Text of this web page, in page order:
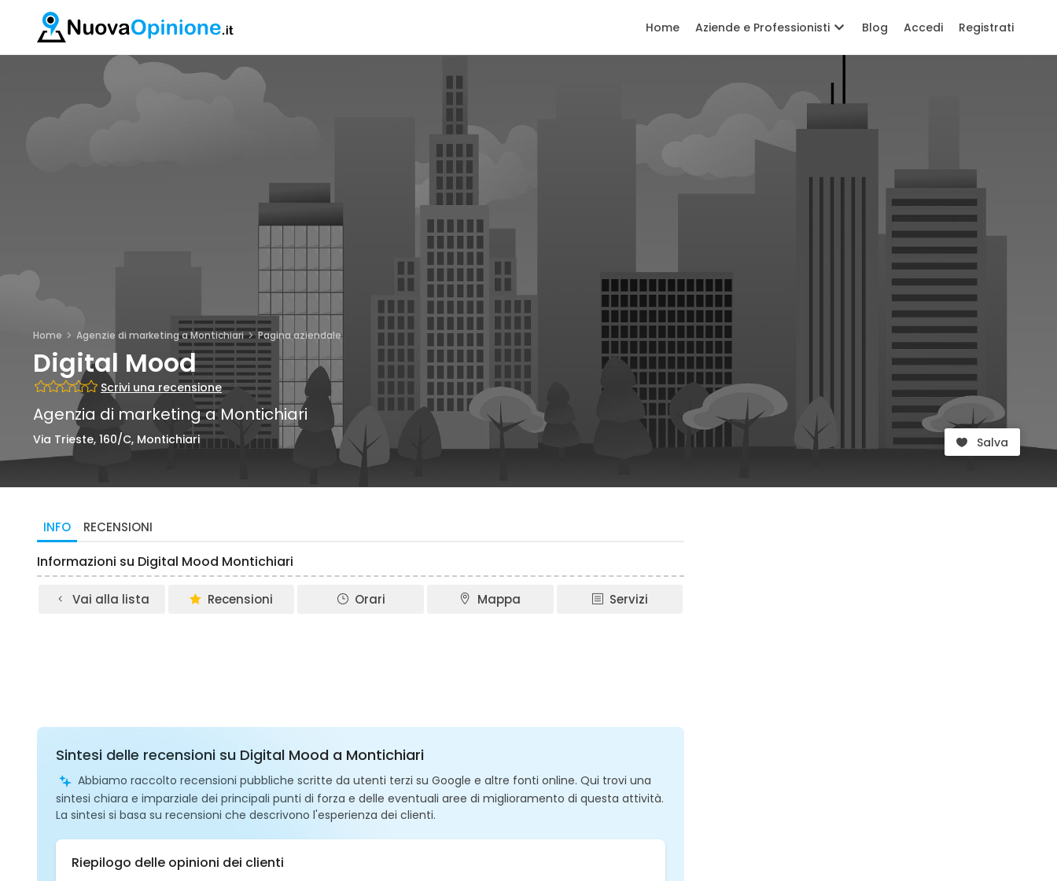
Home Aziende e Professionisti Blog Accedi Registrati
Home Agenzie di marketing a Montichiari Pagina aziendale
Digital Mood
Scrivi una recensione
Agenzia di marketing a Montichiari
Via Trieste, 160/C, Montichiari Salva
INFO RECENSIONI
Informazioni su Digital Mood Montichiari
Vai alla lista Recensioni Orari Mappa Servizi
Sintesi delle recensioni su Digital Mood a Montichiari
Abbiamo raccolto recensioni pubbliche scritte da utenti terzi su Google e altre fonti online. Qui trovi una
sintesi chiara e imparziale dei principali punti di forza e delle eventuali aree di miglioramento di questa attività.
La sintesi si basa su recensioni che descrivono l'esperienza dei clienti.
Riepilogo delle opinioni dei clienti